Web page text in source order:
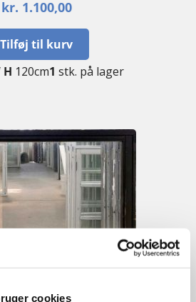
cookies
kr. 1.100,00
Tilføj til kurv
H 120cm1 stk. på lager